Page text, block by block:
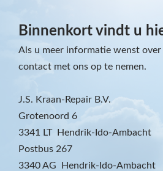
Binnenkort vindt u
Als u meer informatie wenst
contact met ons op te nemen.
J.S. Kraan-Repair B.V.
Grotenoord 6
3341 LT Hendrik-Ido-Ambacht
Postbus 267
3340 AG Hendrik-Ido-Ambacht